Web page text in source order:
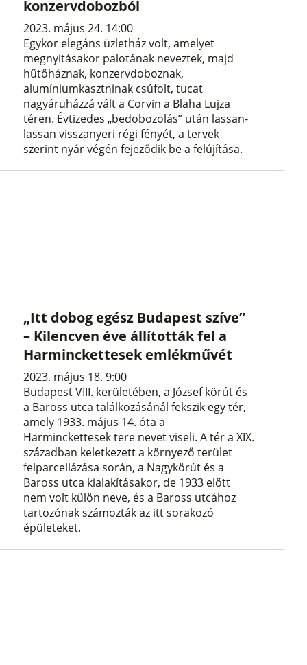
konzervdobozból
2023. május 24. 14:00
Egykor elegáns üzletház volt, amelyet
megnyitásakor palotának neveztek, majd
hűtőháznak, konzervdoboznak,
alumíniumkasztninak csúfolt, tucat
nagyáruházzá vált a Corvin a Blaha Lujza
téren. Évtizedes „bedobozolás” után lassan-
lassan visszanyeri régi fényét, a tervek
szerint nyár végén fejeződik be a felújítása.
„Itt dobog egész Budapest szíve”
– Kilencven éve állították fel a
Harminckettesek emlékművét
2023. május 18. 9:00
Budapest VIII. kerületében, a József körút és
a Baross utca találkozásánál fekszik egy tér,
amely 1933. május 14. óta a
Harminckettesek tere nevet viseli. A tér a XIX.
században keletkezett a környező terület
felparcellázása során, a Nagykörút és a
Baross utca kialakításakor, de 1933 előtt
nem volt külön neve, és a Baross utcához
tartozónak számozták az itt sorakozó
épületeket.